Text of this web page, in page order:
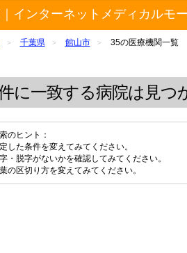
インターネットメディカルモ
> 千葉県 > 館山市 > 35の医療機関一覧
に一致する病院は見つ
のヒント：
定した条件を変えてみてください。
字・脱字がないかを確認してみてください。
葉の区切り方を変えてみてください。